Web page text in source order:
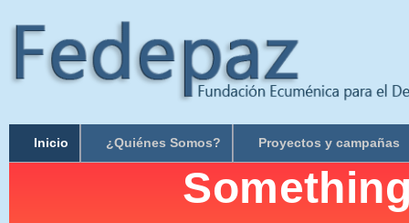
Inicio ¿Quiénes Somos? Proyectos y campañas